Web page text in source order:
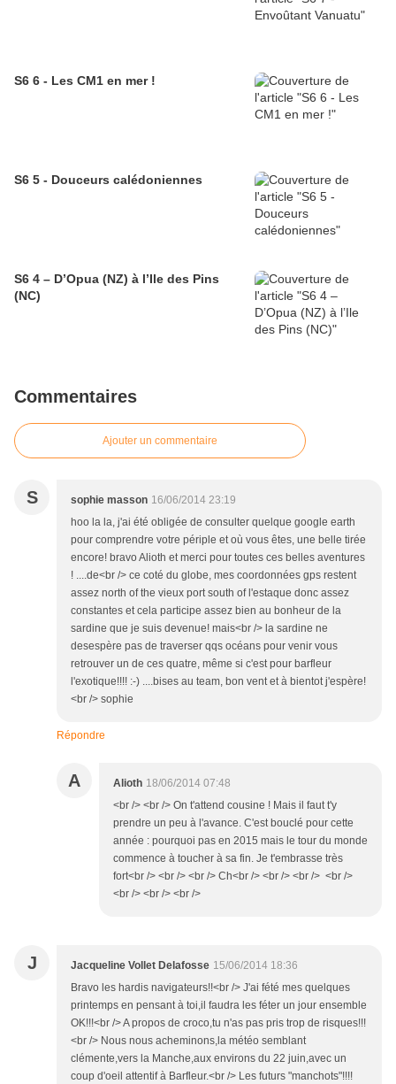
S6 6 - Les CM1 en mer !
S6 5 - Douceurs calédoniennes
S6 4 – D’Opua (NZ) à l’Ile des Pins
(NC)
Commentaires
Ajouter un commentaire
S sophie masson 16/06/2014 23:19
hoo la la, j'ai été obligée de consulter quelque google earth
pour comprendre votre périple et où vous êtes, une belle tirée
encore! bravo Alioth et merci pour toutes ces belles aventures
! ....de<br /> ce coté du globe, mes coordonnées gps restent
assez north of the vieux port south of l'estaque donc assez
constantes et cela participe assez bien au bonheur de la
sardine que je suis devenue! mais<br /> la sardine ne
desespère pas de traverser qqs océans pour venir vous
retrouver un de ces quatre, même si c'est pour barfleur
l'exotique!!!! :-) ....bises au team, bon vent et à bientot j'espère!
<br /> sophie
Répondre
A Alioth 18/06/2014 07:48
<br /> <br /> On t'attend cousine ! Mais il faut t'y
prendre un peu à l'avance. C'est bouclé pour cette
année : pourquoi pas en 2015 mais le tour du monde
commence à toucher à sa fin. Je t'embrasse très
fort<br /> <br /> <br /> Ch<br /> <br /> <br /> <br />
<br /> <br /> <br />
J Jacqueline Vollet Delafosse 15/06/2014 18:36
Bravo les hardis navigateurs!!<br /> J'ai fété mes quelques
printemps en pensant à toi,il faudra les féter un jour ensemble
OK!!!<br /> A propos de croco,tu n'as pas pris trop de risques!!!
<br /> Nous nous acheminons,la météo semblant
clémente,vers la Manche,aux environs du 22 juin,avec un
coup d'oeil attentif à Barfleur.<br /> Les futurs "manchots"!!!!